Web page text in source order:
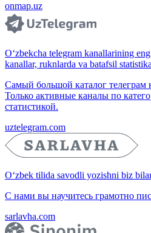
onmap.uz
O‘zbekcha telegram kanallarining
kanallar, ruknlarda va batafsil
Самый большой каталог телеграм
Только активные каналы по
статистикой.
uztelegram.com
O‘zbek tilida savodli yozishni biz
С нами вы научитесь грамотно
sarlavha.com